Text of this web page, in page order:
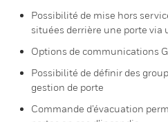
Possibilité de mise hors
situées derrière une porte via
Options de communications
Possibilité de définir des
gestion de porte
Commande d’évacuation